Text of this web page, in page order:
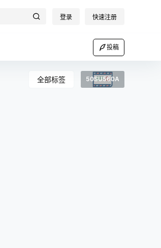
登录 快速注册
投稿
全部标签 50SU560A